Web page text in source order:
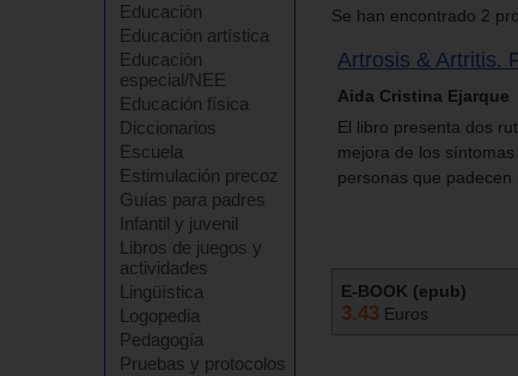
Educación
Educación artística
Educación
especial/NEE
Educación física
Diccionarios
Escuela
Estimulación precoz
Guías para padres
Infantil y juvenil
Libros de juegos y
actividades
Lingüística
Logopedia
Pedagogía
Pruebas y protocolos
Se han encontrado 2
Artrosis & Artritis.
Aida Cristina Ejarque
El libro presenta dos
mejora de los
personas que
E-BOOK (epub)
3.43 Euros